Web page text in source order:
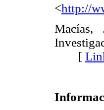
<http://
Macías,
[